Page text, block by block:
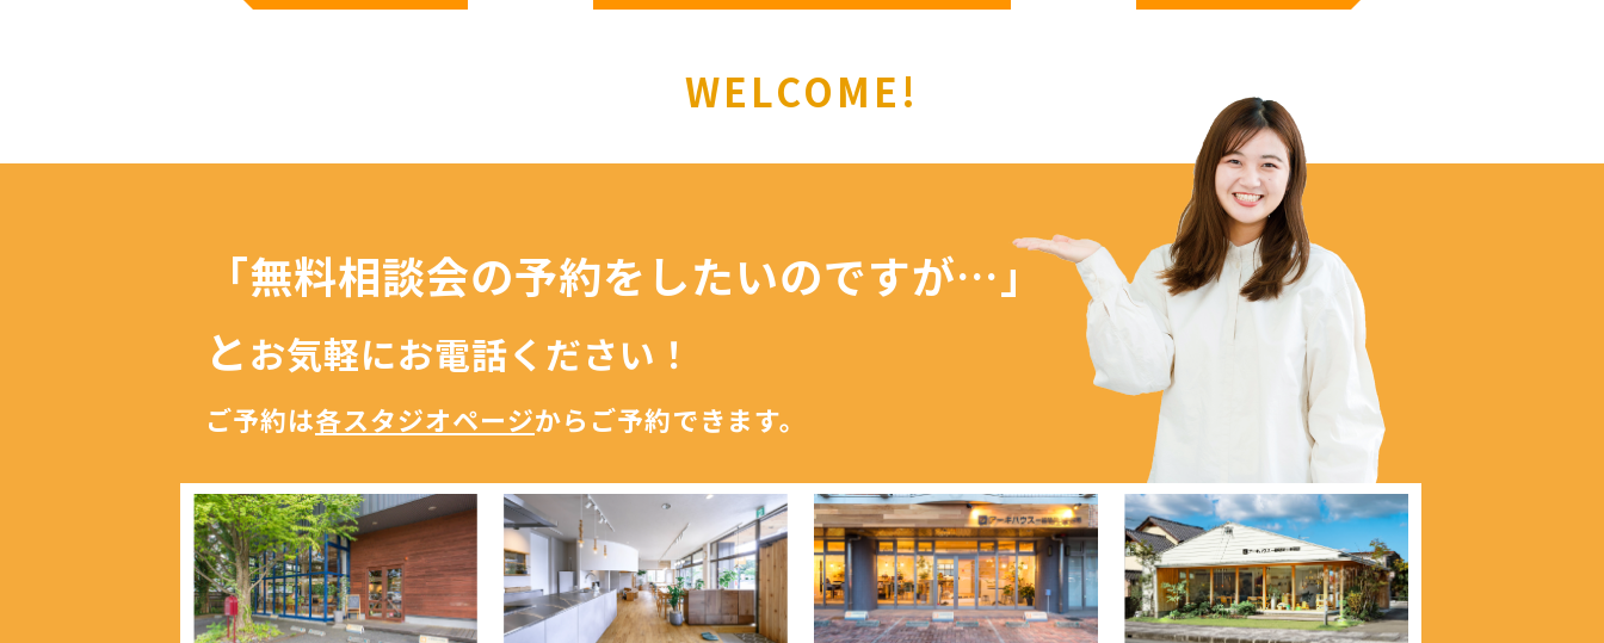
WELCOME!
「無料相談会の予約を したいのですが…」
とお気軽にお電話ください！
ご予約は各スタジオページからご予約できます。